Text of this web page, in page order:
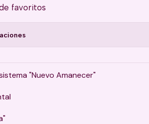
favoritos
"Nuevo Amanecer"